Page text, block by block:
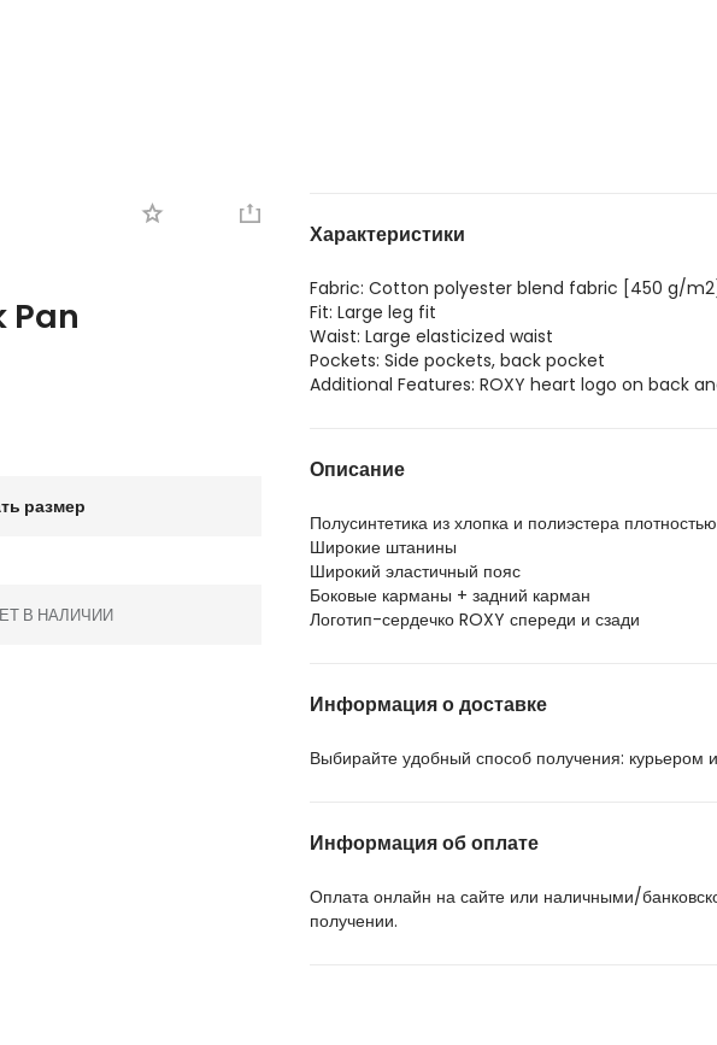
Pan
размер
В НАЛИЧИИ
Характеристики
Fabric: Cotton polyester blend fabric [450 g/m2]
Fit: Large leg fit
Waist: Large elasticized waist
Pockets: Side pockets, back pocket
Additional Features: ROXY heart logo on back
Описание
Полусинтетика из хлопка и полиэстера
Широкие штанины
Широкий эластичный пояс
Боковые карманы + задний карман
Логотип-сердечко ROXY спереди и сзади
Информация о доставке
Выбирайте удобный способ получения: курьером
Информация об оплате
Оплата онлайн на сайте или наличными/
получении.